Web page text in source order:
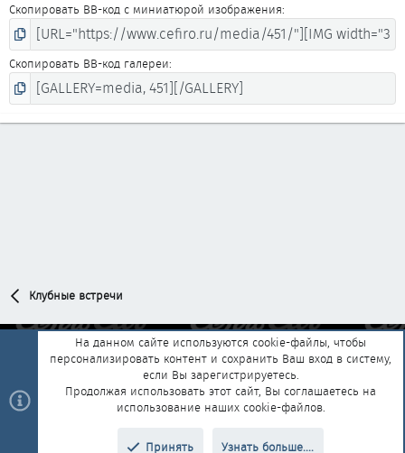
Скопировать BB-код с миниатюрой изображения
Скопировать BB-код галереи
Клубные встречи
Обратная связь
Условия и правила
Политика конфиденциальности
Помощь Главная
R
®
На данном сайте используются cookie-файлы, чтобы
персонализировать контент и сохранить Ваш вход в систему,
если Вы зарегистрируетесь.
Продолжая использовать этот сайт, Вы соглашаетесь на
использование наших cookie-файлов.
Принять Узнать больше....